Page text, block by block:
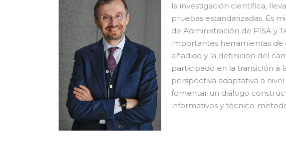
la investigación científica,
pruebas estandarizadas. Es
de Administración de PISA y
importantes herramientas de
añadido y la definición del
participado en la transición a
perspectiva adaptativa a
fomentar un diálogo
informativos y técnico-